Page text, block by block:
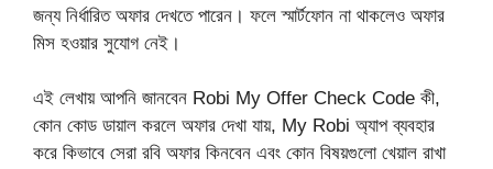
জন্য নির্ধারিত অফার দেখতে পারেন। ফলে স্মার্টফোন না থাকলেও অফার
মিস হওয়ার সুযোগ নেই।
এই লেখায় আপনি জানবেন Robi My Offer Check Code কী,
কোন কোড ডায়াল করলে অফার দেখা যায়, My Robi অ্যাপ ব্যবহার
করে কিভাবে সেরা রবি অফার কিনবেন এবং কোন বিষয়গুলো খেয়াল রাখা